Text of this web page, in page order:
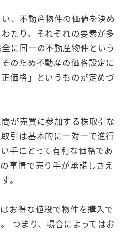
、不動産物件の価値を決め
たり、それぞれの要素が多
に同一の不動産物件という
のため不動産の価格設定に
価格」というものが定めづ
が売買に参加する株取引な
引は基本的に一対一で進行
手にとって有利な価格であ
事情で売り手が承諾しさえ
。
お得な値段で物件を購入で
つまり、場合によってはお